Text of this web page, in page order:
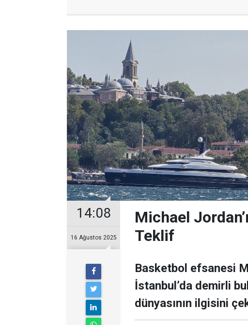
14:08
16 Ağustos 2025
Michael
Teklif
Basketbol efsanesi
İstanbul’da demirli
dünyasının ilgisini